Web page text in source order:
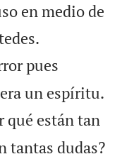
en medio de
pues
un espíritu.
están tan
tantas dudas?